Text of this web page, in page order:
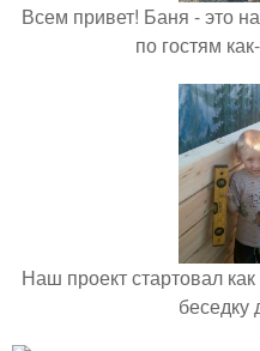
Всем привет! Баня - это
по гостям
Наш проект стартовал
беседку